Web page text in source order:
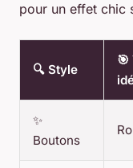
pour un effet chic
🔍 Style
✨
Boutons